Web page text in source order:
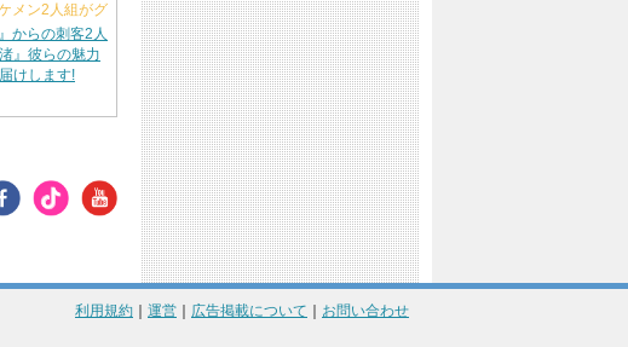
メン2人組がグ
からの刺客2人
』彼らの魅力
けします!
利用規約 運営 広告掲載について お問い合わせ